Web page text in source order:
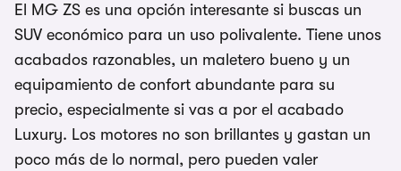
El MG ZS es una opción interesante si buscas un
SUV económico para un uso polivalente. Tiene unos
acabados razonables, un maletero bueno y un
equipamiento de confort abundante para su
precio, especialmente si vas a por el acabado
Luxury. Los motores no son brillantes y gastan un
poco más de lo normal, pero pueden valer